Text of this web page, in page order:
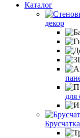
Каталог
декор
для